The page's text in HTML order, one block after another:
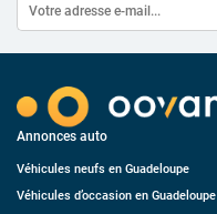
Annonces auto
Véhicules neufs en Guadeloupe
Véhicules d’occasion en Guadeloupe